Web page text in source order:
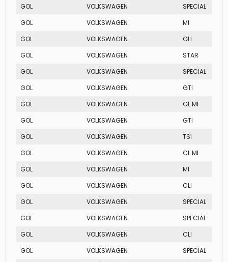
GOL
VOLKSWAGEN
SPECIAL
GOL
VOLKSWAGEN
MI
GOL
VOLKSWAGEN
GLI
GOL
VOLKSWAGEN
STAR
GOL
VOLKSWAGEN
SPECIAL
GOL
VOLKSWAGEN
GTI
GOL
VOLKSWAGEN
GL MI
GOL
VOLKSWAGEN
GTI
GOL
VOLKSWAGEN
TSI
GOL
VOLKSWAGEN
CL MI
GOL
VOLKSWAGEN
MI
GOL
VOLKSWAGEN
CLI
GOL
VOLKSWAGEN
SPECIAL
GOL
VOLKSWAGEN
SPECIAL
GOL
VOLKSWAGEN
CLI
GOL
VOLKSWAGEN
SPECIAL